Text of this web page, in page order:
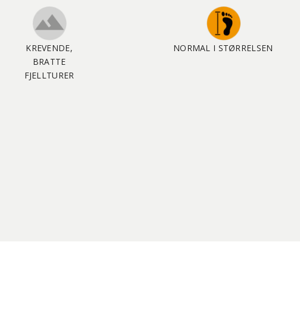
KREVENDE,
BRATTE
FJELLTURER
NORMAL I STØRRELSEN